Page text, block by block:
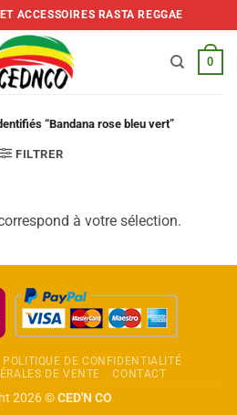
ACCESSOIRES RASTA REGGAE
0
“Bandana rose bleu vert”
FILTRER
à votre sélection.
POLITIQUE DE CONFIDENTIALITÉ
DE VENTE
CONTACT
2026 ©CED'N CO